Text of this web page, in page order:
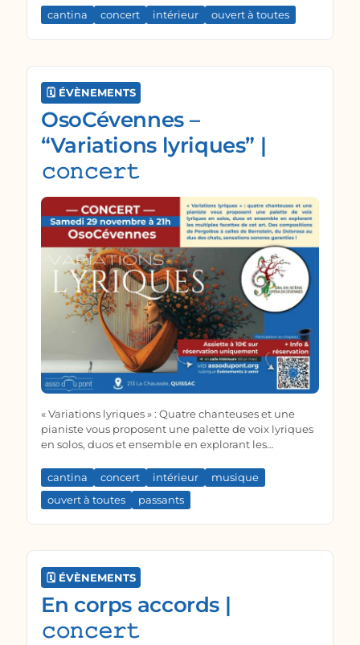
cantina concert intérieur ouvert à toutes
🗓️ ÉVÈNEMENTS
OsoCévennes –
“Variations lyriques” |
𝚌𝚘𝚗𝚌𝚎𝚛𝚝
« Variations lyriques » : Quatre chanteuses et une
pianiste vous proposent une palette de voix lyriques
en solos, duos et ensemble en explorant les
Pergolèse à celles de Bernstein, du Dolorosa au duo
des chats, sensations sonores garanties !
cantina concert intérieur
musique
ouvert à toutes
passants
🗓️ ÉVÈNEMENTS
En corps accords |
𝚌𝚘𝚗𝚌𝚎𝚛𝚝